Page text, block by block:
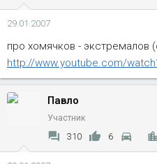
29.01.2007
про хомячков - экстремалов
http://www.youtube.com/
Павло
Участник
310 6